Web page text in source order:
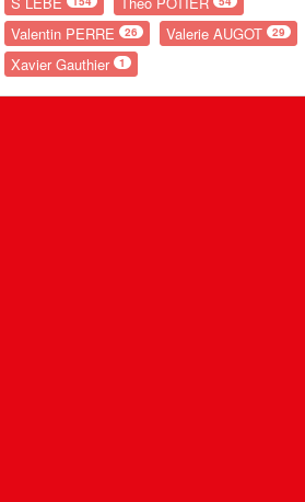
Valentin PERRE 26 Valerie AUGOT 29
Xavier Gauthier 1